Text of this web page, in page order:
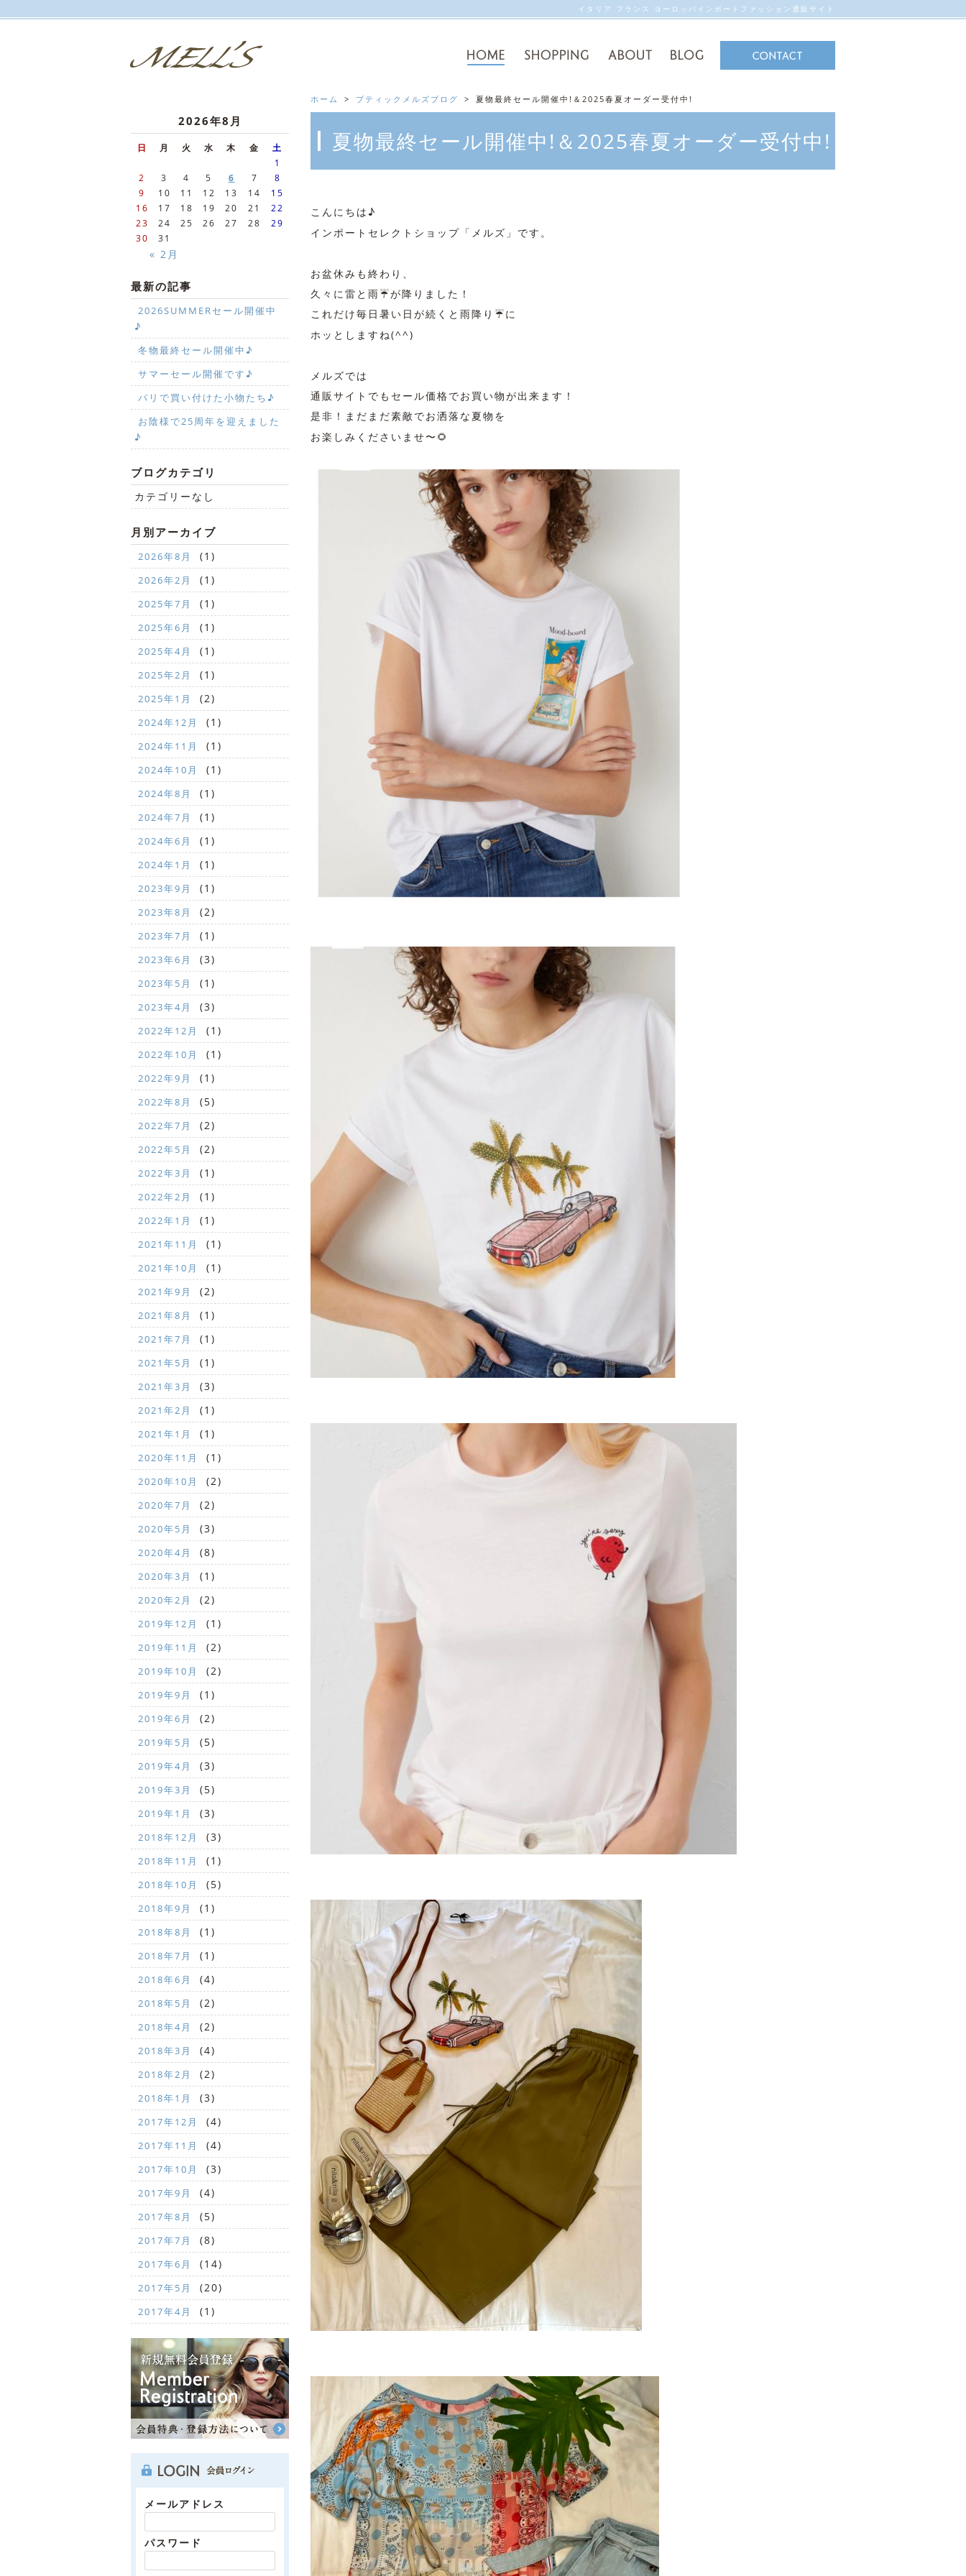
イタリア フランス ヨーロッパインポートファッション通販サイト
ホーム ブティックメルズブログ 夏物最終セール開催中!＆2025春夏オーダー受付中!
夏物最終セール開催中!＆2025春夏オーダー受付中!
こんにちは♪
インポートセレクトショップ「メルズ」です。
お盆休みも終わり、
久々に雷と雨☔が降りました！
これだけ毎日暑い日が続くと雨降り☔に
ホッとしますね(^^)
メルズでは
通販サイトでもセール価格でお買い物が出来ます！
是非！まだまだ素敵でお洒落な夏物を
お楽しみくださいませ〜🌻
2026年8月
日 月 火 水 木 金 土
« 2月
1
2
3 4 5 6 7
8
9
10 11 12 13 14
15
16
17 18 19 20 21
22
23
24 25 26 27 28
29
30
31
最新の記事
2026SUMMERセール開催中
♪
冬物最終セール開催中♪
サマーセール開催です♪
パリで買い付けた小物たち♪
お陰様で25周年を迎えました
♪
ブログカテゴリ
カテゴリーなし
月別アーカイブ
2026年8月 (1)
2026年2月 (1)
2025年7月 (1)
2025年6月 (1)
2025年4月 (1)
2025年2月 (1)
2025年1月 (2)
2024年12月 (1)
2024年11月 (1)
2024年10月 (1)
2024年8月 (1)
2024年7月 (1)
2024年6月 (1)
2024年1月 (1)
2023年9月 (1)
2023年8月 (2)
2023年7月 (1)
2023年6月 (3)
2023年5月 (1)
2023年4月 (3)
2022年12月 (1)
2022年10月 (1)
2022年9月 (1)
2022年8月 (5)
2022年7月 (2)
2022年5月 (2)
2022年3月 (1)
2022年2月 (1)
2022年1月 (1)
2021年11月 (1)
2021年10月 (1)
2021年9月 (2)
2021年8月 (1)
2021年7月 (1)
2021年5月 (1)
2021年3月 (3)
2021年2月 (1)
2021年1月 (1)
2020年11月 (1)
2020年10月 (2)
2020年7月 (2)
2020年5月 (3)
2020年4月 (8)
2020年3月 (1)
2020年2月 (2)
2019年12月 (1)
2019年11月 (2)
2019年10月 (2)
2019年9月 (1)
2019年6月 (2)
2019年5月 (5)
2019年4月 (3)
2019年3月 (5)
2019年1月 (3)
2018年12月 (3)
2018年11月 (1)
2018年10月 (5)
2018年9月 (1)
2018年8月 (1)
2018年7月 (1)
2018年6月 (4)
2018年5月 (2)
2018年4月 (2)
2018年3月 (4)
2018年2月 (2)
2018年1月 (3)
2017年12月 (4)
2017年11月 (4)
2017年10月 (3)
2017年9月 (4)
2017年8月 (5)
2017年7月 (8)
2017年6月 (14)
2017年5月 (20)
2017年4月 (1)
メールアドレス
パスワード